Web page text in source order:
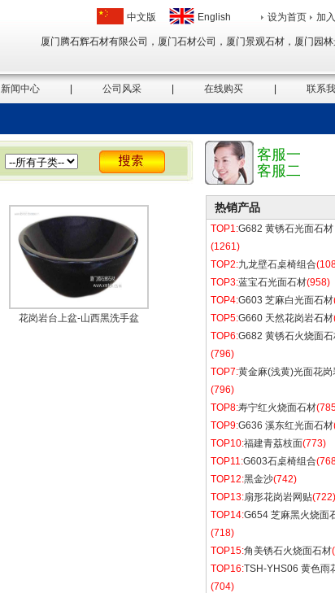
中文版 English 设为首页 加
厦门腾石辉石材有限公司，厦门石材公司，厦门景观石材，厦门园林
新闻中心 公司风采 在线购买 联系
客服一
客服二
花岗岩台上盆-山西黑洗手盆
热销产品
TOP1:G682 黄锈石光面石材
(1261)
TOP2:九龙壁石桌椅组合
TOP3:蓝宝石光面石材(958)
TOP4:G603 芝麻白光面石材
TOP5:G660 天然花岗岩石材
TOP6:G682 黄锈石火烧面
(796)
TOP7:黄金麻(浅黄)光面花岗
(796)
TOP8:寿宁红火烧面石材
TOP9:G636 溪东红光面石材
TOP10:福建青荔枝面(773)
TOP11:G603石桌椅组合
TOP12:黑金沙(742)
TOP13:扇形花岗岩网贴(722)
TOP14:G654 芝麻黑火烧面
(718)
TOP15:角美锈石火烧面石材
TOP16:TSH-YHS06 黄色雨
(704)